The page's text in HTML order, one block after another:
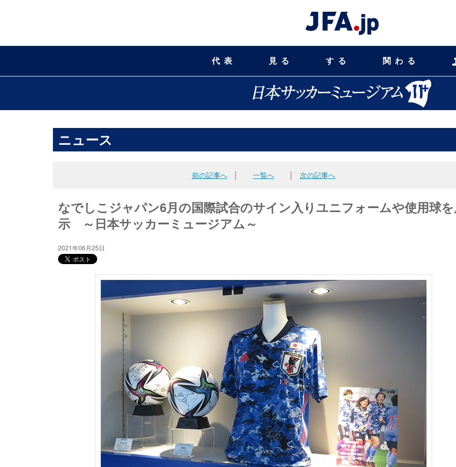
代表 見る する 関わる
ニュース
前の記事へ│ 一覧へ 次の記事へ
なでしこジャパン6月の国際試合のサイン入りユニフォームや使用球
示 ～日本サッカーミュージアム～
2021年06月25日